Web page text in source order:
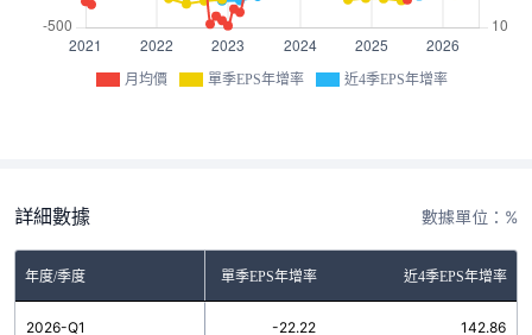
月均價 單季EPS年增率 近4季EPS年增率
詳細數據 數據單位：%
年度/季度 單季EPS年增率 近4季EPS年增率
2026-Q1 -22.22 142.86